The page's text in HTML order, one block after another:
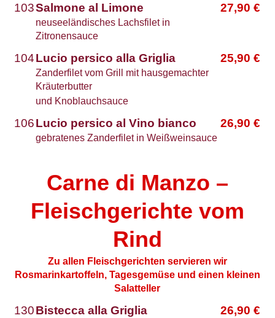
103Salmone al Limone 27,90 €
neuseeländisches Lachsfilet in
Zitronensauce
104Lucio persico alla Griglia 25,90 €
Zanderfilet vom Grill mit hausgemachter
Kräuterbutter
und Knoblauchsauce
106Lucio persico al Vino bianco 26,90 €
gebratenes Zanderfilet in Weißweinsauce
Carne di Manzo –
Fleischgerichte vom
Rind
Zu allen Fleischgerichten servieren wir
Rosmarinkartoffeln, Tagesgemüse und einen kleinen
Salatteller
130Bistecca alla Griglia 26,90 €